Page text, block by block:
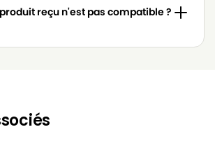
reçu n'est pas compatible ?